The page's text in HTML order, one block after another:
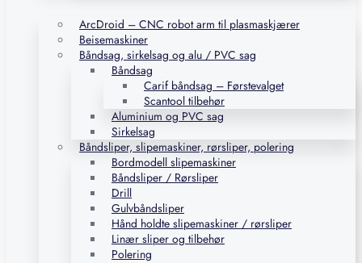
ArcDroid – CNC robot arm til plasmaskjærer
Beisemaskiner
Båndsag, sirkelsag og alu / PVC sag
Båndsag
Carif båndsag – Førstevalget
Scantool tilbehør
Aluminium og PVC sag
Sirkelsag
Båndsliper, slipemaskiner, rørsliper, polering
Bordmodell slipemaskiner
Båndsliper / Rørsliper
Drill
Gulvbåndsliper
Hånd holdte slipemaskiner / rørsliper
Linær sliper og tilbehør
Polering